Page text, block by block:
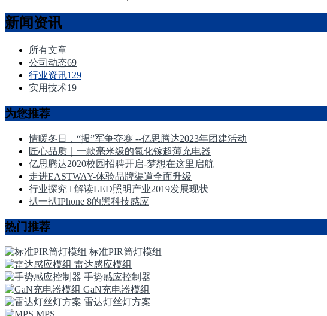
新闻资讯
所有文章
公司动态69
行业资讯129
实用技术19
为您推荐
情暖冬日，“掼”军争夺赛 --亿思腾达2023年团建活动
匠心品质｜一款毫米级的氮化镓超薄充电器
亿思腾达2020校园招聘开启-梦想在这里启航
走进EASTWAY-体验品牌渠道全面升级
行业探究 l 解读LED照明产业2019发展现状
扒一扒IPhone 8的黑科技感应
热门推荐
标准PIR筒灯模组
雷达感应模组
手势感应控制器
GaN充电器模组
雷达灯丝灯方案
MPS